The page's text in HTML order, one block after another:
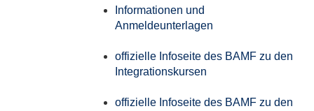
Informationen und
Anmeldeunterlagen
offizielle Infoseite des BAMF zu den
Integrationskursen
offizielle Infoseite des BAMF zu den